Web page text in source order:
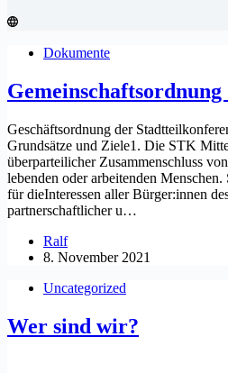
Dokumente
Geschäftsordnung der
Grundsätze und Ziele1. Die STK
überparteilicher Zusammenschluss
lebenden oder arbeitenden
für dieInteressen aller Bürger:innen
partnerschaftlicher u…
Ralf
8. November 2021
Uncategorized
Wer sind wir?